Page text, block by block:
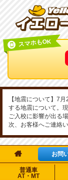
スマホもOK
【地震について】7
する地震について。
ご入校に影響が出る
次、お客様へご連絡い
 お問
普通車
AT・MT